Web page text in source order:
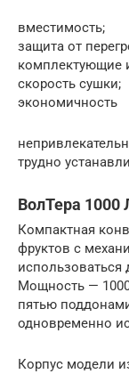
вместимость;
защита от
комплектующие
скорость сушки;
экономичность
трудно
ВолТера 1000
Компактная
фруктов с
использоваться
Мощность —
пятью
одновременно
Корпус модели